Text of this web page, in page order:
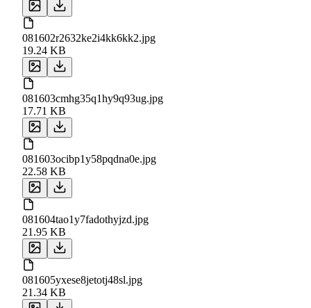
081602r2632ke2i4kk6kk2.jpg
19.24 KB
081603cmhg35q1hy9q93ug.jpg
17.71 KB
081603ocibp1y58pqdna0e.jpg
22.58 KB
081604tao1y7fadothyjzd.jpg
21.95 KB
081605yxese8jetotj48sl.jpg
21.34 KB